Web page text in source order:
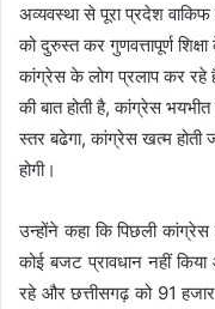
अव्यवस्था से पूरा प्रदेश
को दुरुस्त कर गुणवत्तापूर्ण
कांग्रेस के लोग प्रलाप कर
की बात होती है, कांग्रेस
स्तर बढेगा, कांग्रेस खत्म होती
होगी।
उन्होंने कहा कि पिछली
कोई बजट प्रावधान नहीं
रहे और छत्तीसगढ़ को 91